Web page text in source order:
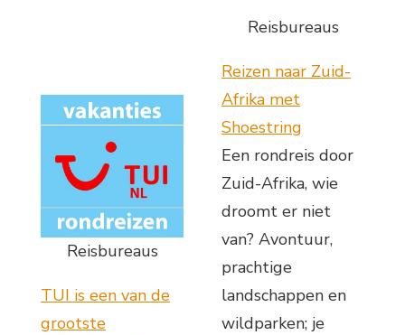
Reisbureaus
TUI is een van de
grootste
Reisbureaus
Reizen naar Zuid-
Afrika met
Shoestring
Een rondreis door
Zuid-Afrika, wie
droomt er niet
van? Avontuur,
prachtige
landschappen en
wildparken; je